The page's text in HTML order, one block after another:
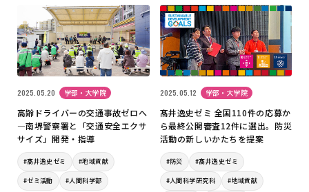
2025.05.20 学部・大学院
高齢ドライバーの交通事故ゼロへ
―南堺警察署と「交通安全エクサ
サイズ」開発・指導
#髙井逸史ゼミ #地域貢献
#ゼミ活動 #人間科学部
2025.05.12 学部・大学院
髙井逸史ゼミ 全国110件の応募か
ら最終公開審査12件に選出。防災
活動の新しいかたちを提案
#防災 #髙井逸史ゼミ
#人間科学研究科 #地域貢献